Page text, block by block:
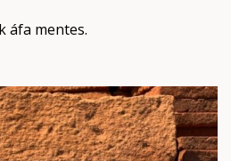
áfa mentes.